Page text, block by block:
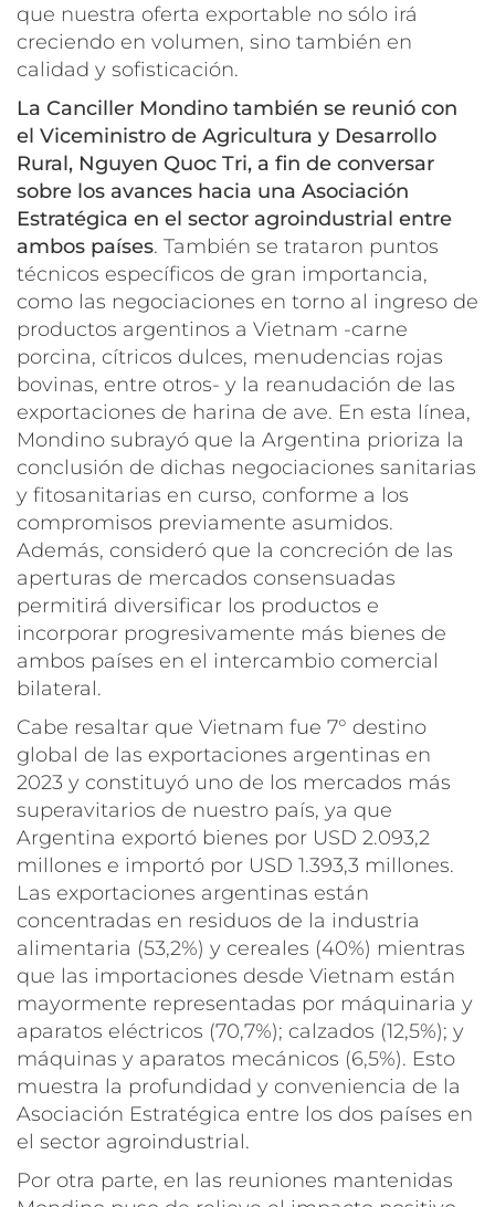
que nuestra oferta exportable no sólo irá
creciendo en volumen, sino también en
calidad y sofisticación.
La Canciller Mondino también se reunió con
el Viceministro de Agricultura y Desarrollo
Rural, Nguyen Quoc Tri, a fin de conversar
sobre los avances hacia una Asociación
Estratégica en el sector agroindustrial entre
ambos países. También se trataron puntos
técnicos específicos de gran importancia,
como las negociaciones en torno al ingreso de
productos argentinos a Vietnam -carne
porcina, cítricos dulces, menudencias rojas
bovinas, entre otros- y la reanudación de las
exportaciones de harina de ave. En esta línea,
Mondino subrayó que la Argentina prioriza la
conclusión de dichas negociaciones sanitarias
y fitosanitarias en curso, conforme a los
compromisos previamente asumidos.
Además, consideró que la concreción de las
aperturas de mercados consensuadas
permitirá diversificar los productos e
incorporar progresivamente más bienes de
ambos países en el intercambio comercial
bilateral.
Cabe resaltar que Vietnam fue 7° destino
global de las exportaciones argentinas en
2023 y constituyó uno de los mercados más
superavitarios de nuestro país, ya que
Argentina exportó bienes por USD 2.093,2
millones e importó por USD 1.393,3 millones.
Las exportaciones argentinas están
concentradas en residuos de la industria
alimentaria (53,2%) y cereales (40%) mientras
que las importaciones desde Vietnam están
mayormente representadas por máquinaria y
aparatos eléctricos (70,7%); calzados (12,5%); y
máquinas y aparatos mecánicos (6,5%). Esto
muestra la profundidad y conveniencia de la
Asociación Estratégica entre los dos países en
el sector agroindustrial.
Por otra parte, en las reuniones mantenidas